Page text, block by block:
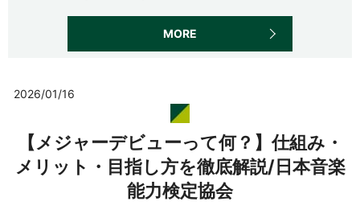
MORE
2026/01/16
【メジャーデビューって何？】仕組み・
メリット・目指し方を徹底解説/日本音楽
能力検定協会